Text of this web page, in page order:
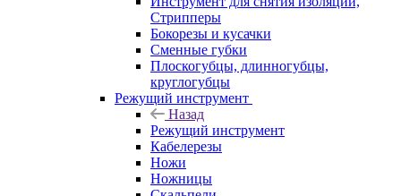
Стрипперы
Бокорезы и кусачки
Сменные губки
Плоскогубцы, длинногубцы,
круглогубцы
Режущий инструмент
Назад
Режущий инструмент
Кабелерезы
Ножи
Ножницы